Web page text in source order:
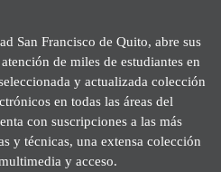
San Francisco de Quito, abre sus
de miles de estudiantes en
y actualizada colección
en todas las áreas del
con suscripciones a las más
y técnicas, una extensa colección
y acceso.